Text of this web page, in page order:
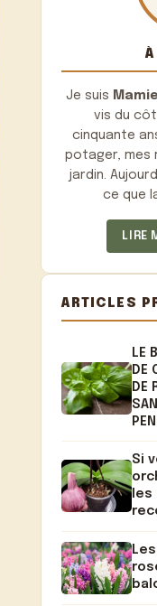
Je suis
vis du
cinquante
potager, mes
jardin.
ce que
LIRE
ARTICLES
LE
DE
DE
Si